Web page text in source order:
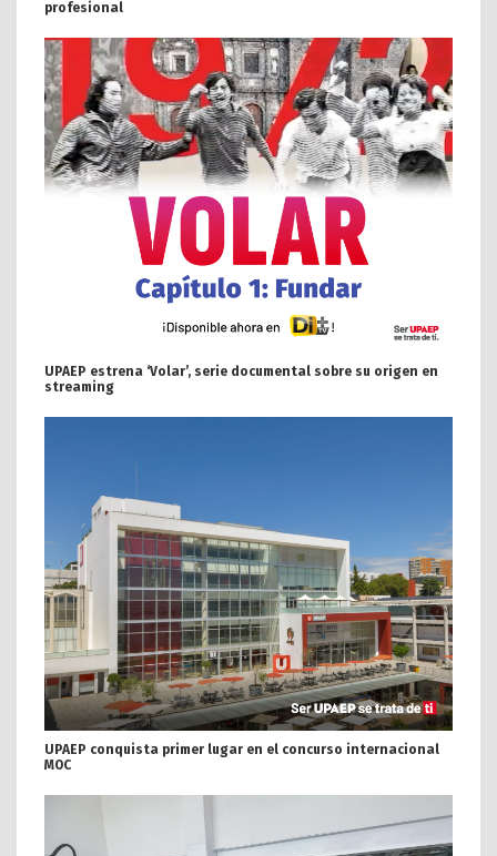
profesional
UPAEP estrena ‘Volar’, serie documental sobre su origen en
streaming
UPAEP conquista primer lugar en el concurso internacional
MOC